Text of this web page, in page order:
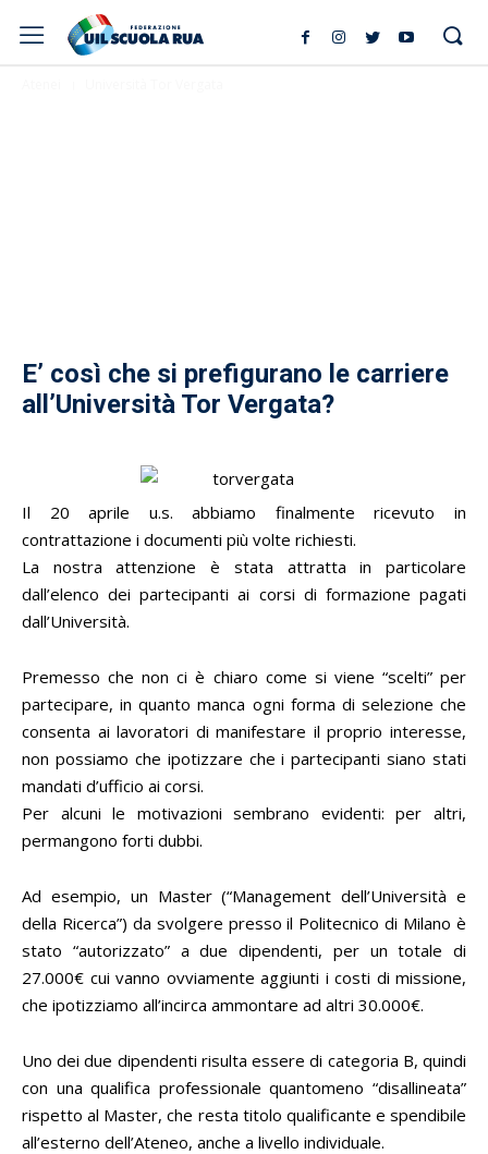
E’ così che si prefigurano le carriere
all’Università Tor Vergata?
Il 20 aprile u.s. abbiamo finalmente ricevuto in
contrattazione i documenti più volte richiesti.
La nostra attenzione è stata attratta in particolare
dall’elenco dei partecipanti ai corsi di formazione pagati
dall’Università.
Premesso che non ci è chiaro come si viene “scelti” per
partecipare, in quanto manca ogni forma di selezione che
consenta ai lavoratori di manifestare il proprio interesse,
non possiamo che ipotizzare che i partecipanti siano stati
mandati d’ufficio ai corsi.
Per alcuni le motivazioni sembrano evidenti: per altri,
permangono forti dubbi.
Ad esempio, un Master (“Management dell’Università e
della Ricerca”) da svolgere presso il Politecnico di Milano è
stato “autorizzato” a due dipendenti, per un totale di
27.000€ cui vanno ovviamente aggiunti i costi di missione,
che ipotizziamo all’incirca ammontare ad altri 30.000€.
Uno dei due dipendenti risulta essere di categoria B, quindi
con una qualifica professionale quantomeno “disallineata”
rispetto al Master, che resta titolo qualificante e spendibile
all’esterno dell’Ateneo, anche a livello individuale.